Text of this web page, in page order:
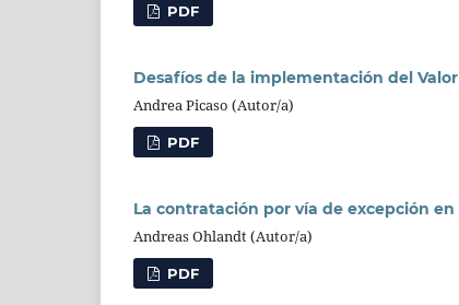
PDF
Desafíos de la implementación del
Andrea Picaso (Autor/a)
PDF
La contratación por vía de excepción en
Andreas Ohlandt (Autor/a)
PDF